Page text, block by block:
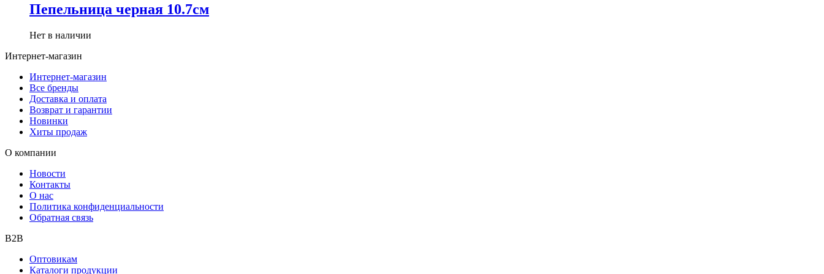
Пепельница черная 10.7см
Нет в наличии
Интернет-магазин
Интернет-магазин
Все бренды
Доставка и оплата
Возврат и гарантии
Новинки
Хиты продаж
О компании
Новости
Контакты
О нас
Политика конфиденциальности
Обратная связь
B2B
Оптовикам
Каталоги продукции